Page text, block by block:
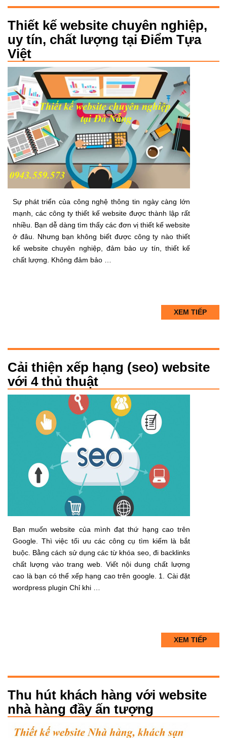
Thiết kế website chuyên nghiệp,
uy tín, chất lượng tại Điểm Tựa
Việt
Sự phát triển của công nghệ thông tin ngày càng lớn
mạnh, các công ty thiết kế website được thành lập rất
nhiều. Bạn dễ dàng tìm thấy các đơn vị thiết kế website
ở đâu. Nhưng bạn không biết được công ty nào thiết
kế website chuyên nghiệp, đảm bảo uy tín, thiết kế
chất lượng. Không đảm bảo …
XEM TIẾP
Cải thiện xếp hạng (seo) website
với 4 thủ thuật
Bạn muốn website của mình đạt thứ hạng cao trên
Google. Thì việc tối ưu các công cụ tìm kiếm là bắt
buộc. Bằng cách sử dụng các từ khóa seo, đi backlinks
chất lượng vào trang web. Viết nội dung chất lượng
cao là bạn có thể xếp hạng cao trên google. 1. Cài đặt
wordpress plugin Chỉ khi …
XEM TIẾP
Thu hút khách hàng với website
nhà hàng đầy ấn tượng